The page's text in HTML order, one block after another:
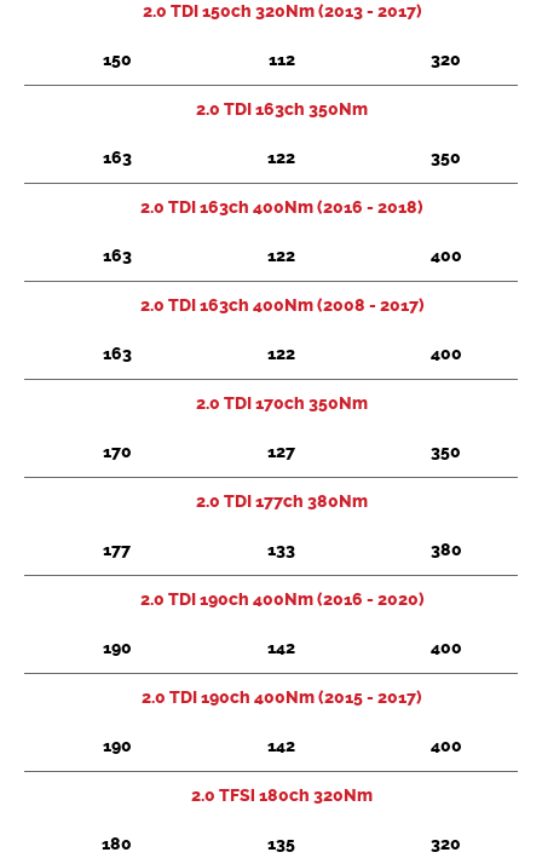
2.0 TDI 150ch 320Nm (2013 - 2017)
150 112 320
2.0 TDI 163ch 350Nm
163 122 350
2.0 TDI 163ch 400Nm (2016 - 2018)
163 122 400
2.0 TDI 163ch 400Nm (2008 - 2017)
163 122 400
2.0 TDI 170ch 350Nm
170 127 350
2.0 TDI 177ch 380Nm
177 133 380
2.0 TDI 190ch 400Nm (2016 - 2020)
190 142 400
2.0 TDI 190ch 400Nm (2015 - 2017)
190 142 400
2.0 TFSi 180ch 320Nm
180 135 320